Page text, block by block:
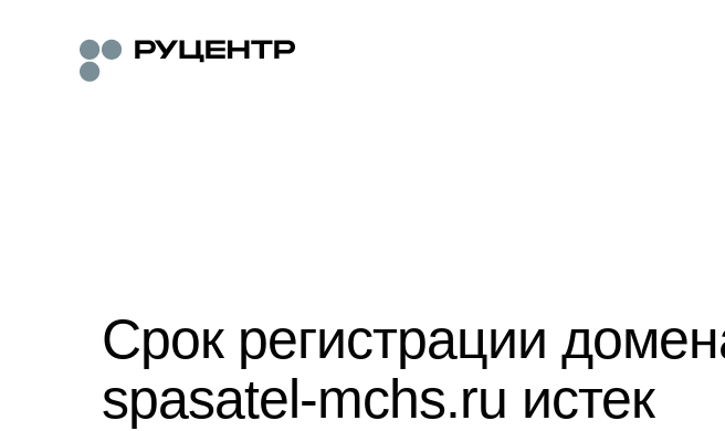
Срок регистрации
spasatel-mchs.ru истек